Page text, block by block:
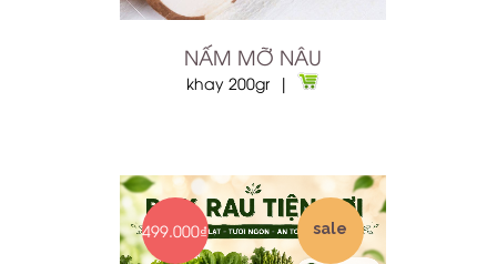
NẤM MỠ NÂU
khay 200gr |
499.000₫ sale